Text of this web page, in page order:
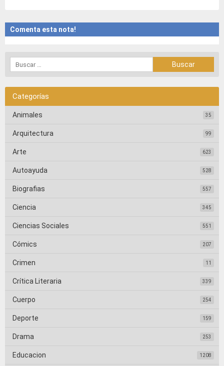
Comenta esta nota!
Categorías
Animales 35
Arquitectura 99
Arte 623
Autoayuda 528
Biografias 557
Ciencia 345
Ciencias Sociales 551
Cómics 207
Crimen 11
Crítica Literaria 339
Cuerpo 254
Deporte 159
Drama 253
Educacion 1208